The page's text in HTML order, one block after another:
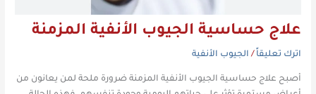
علاج حساسية الجيوب الأنفية المزمنة
اترك تعليقاً / الجيوب الأنفية
أصبح علاج حساسية الجيوب الأنفية المزمنة ضرورة ملحة لمن يعانون من